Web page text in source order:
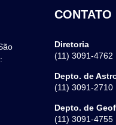
CONTATO
Diretoria
(11) 3091-4762
Depto. de
(11) 3091-2710
Depto. de
(11) 3091-4755